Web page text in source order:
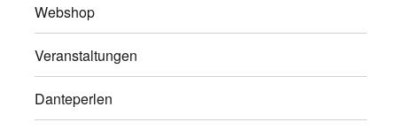
Webshop
Veranstaltungen
Danteperlen